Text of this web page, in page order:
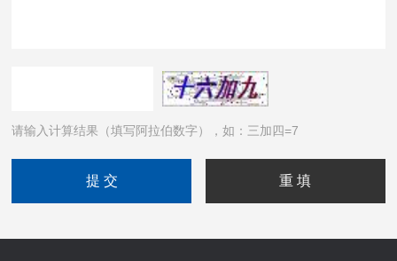
请输入计算结果（填写阿拉伯数字），如：三加四=7